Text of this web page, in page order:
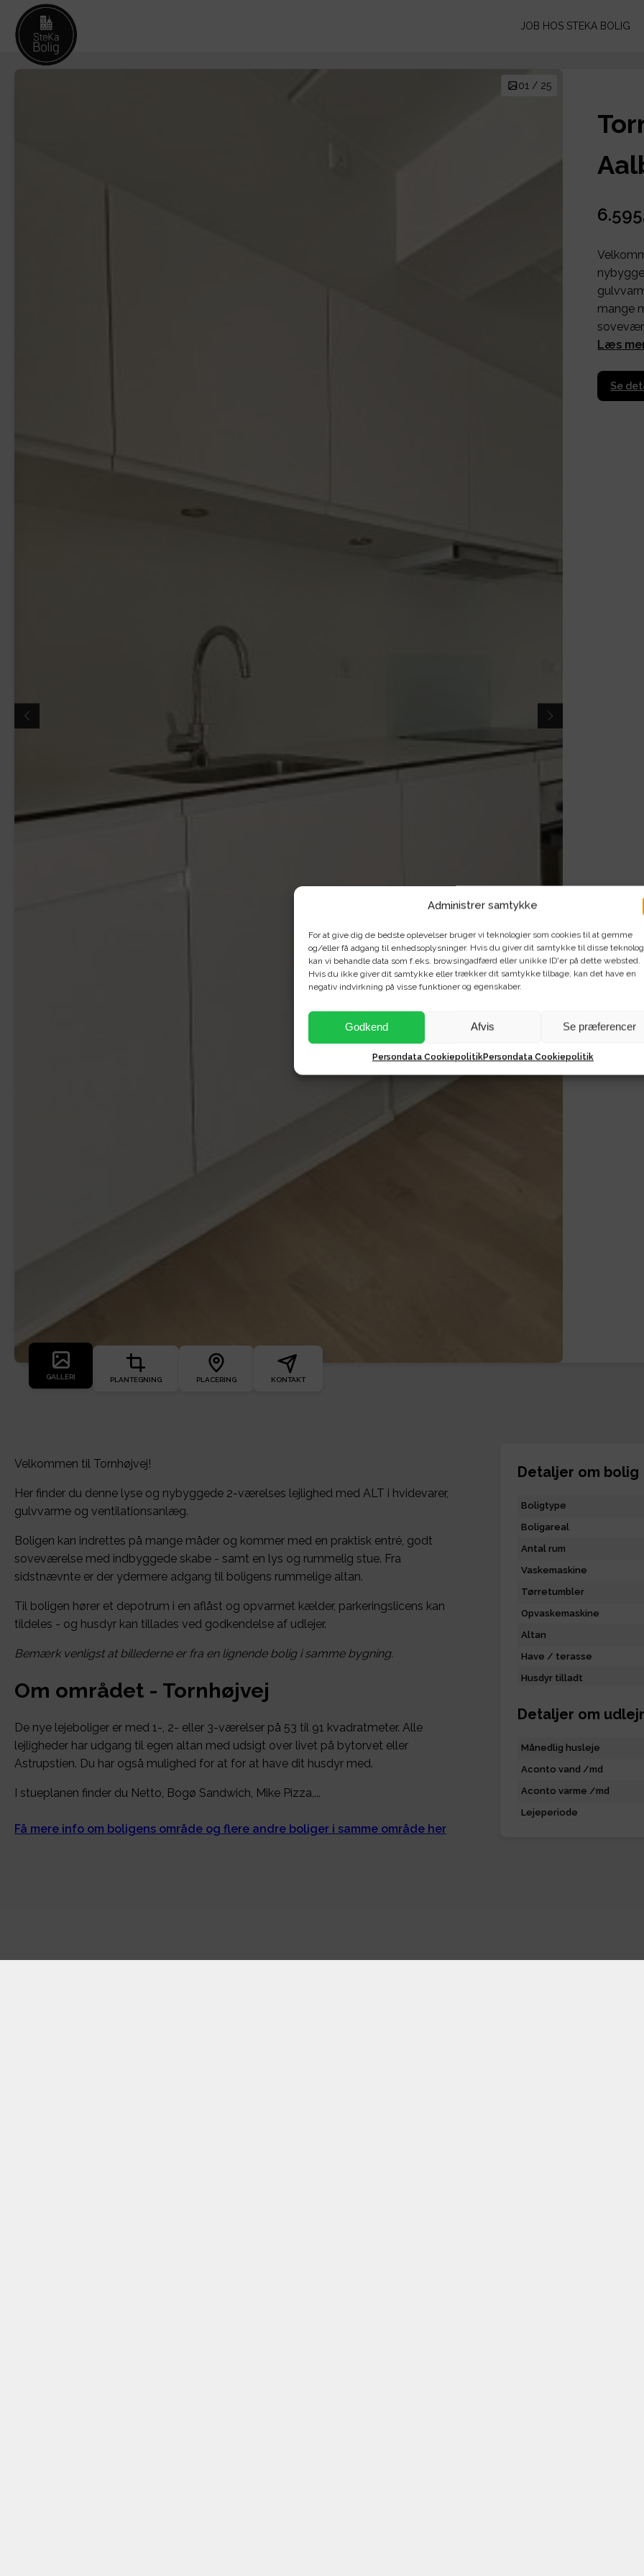
Administrer samtykke
For at give dig de bedste oplevelser bruger vi teknologier som cookies til at gemme
og/eller få adgang til enhedsoplysninger. Hvis du giver dit samtykke til disse
kan vi behandle data som f.eks. browsingadfærd eller unikke ID'er på dette websted.
Hvis du ikke giver dit samtykke eller trækker dit samtykke tilbage, kan det have en
negativ indvirkning på visse funktioner og egenskaber.
Godkend Afvis Se præferencer
Persondata CookiepolitikPersondata Cookiepolitik
JOB HOS STEKA BOLIG
01 / 25
GALLERI PLANTEGNING PLACERING KONTAKT
mange
Læs
Se
Velkommen til Tornhøjvej!
Her finder du denne lyse og nybyggede 2-værelses lejlighed med ALT i hvidevarer,
gulvvarme og ventilationsanlæg.
Boligen kan indrettes på mange måder og kommer med en praktisk entré, godt
soveværelse med indbyggede skabe - samt en lys og rummelig stue. Fra
sidstnævnte er der ydermere adgang til boligens rummelige altan.
Til boligen hører et depotrum i en aflåst og opvarmet kælder, parkeringslicens kan
tildeles - og husdyr kan tillades ved godkendelse af udlejer.
Bemærk venligst at billederne er fra en lignende bolig i samme bygning.
Om området - Tornhøjvej
De nye lejeboliger er med 1-, 2- eller 3-værelser på 53 til 91 kvadratmeter. Alle
lejligheder har udgang til egen altan med udsigt over livet på bytorvet eller
Astrupstien. Du har også mulighed for at for at have dit husdyr med.
I stueplanen finder du Netto, Bogø Sandwich, Mike Pizza,...
Få mere info om boligens område og flere andre boliger i samme område her
Detaljer om bolig
Boligtype
Boligareal
Antal rum
Vaskemaskine
Tørretumbler
Opvaskemaskine
Altan
Have / terasse
Husdyr tilladt
Detaljer om
Månedlig husleje
Aconto vand /md
Aconto varme /md
Lejeperiode